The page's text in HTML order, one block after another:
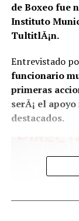
de Boxeo fue
Instituto
TultitlÃ¡n.
Entrevistado
funcionario
primeras
serÃ¡ el
destacados.